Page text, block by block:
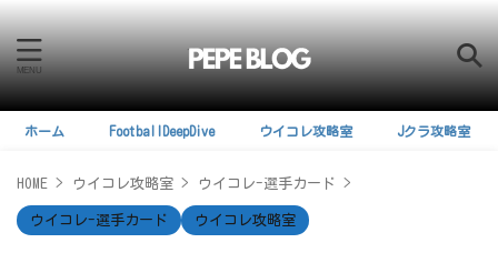
ホーム FootballDeepDive ウイコレ攻略室 Jクラ攻略室
HOME > ウイコレ攻略室 > ウイコレ-選手カード >
ウイコレ-選手カード ウイコレ攻略室